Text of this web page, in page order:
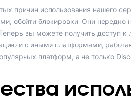
причин использования нашего
обойти блокировки. Они нередко
вы можете получить доступ
и с иными платформами,
платформ, а не только